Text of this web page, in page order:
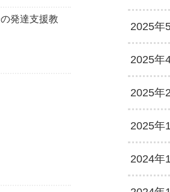
発達支援教
2025年
2025年
2025年
2025年
2024年